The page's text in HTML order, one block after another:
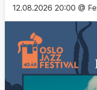
12.08.2026 20:00 @